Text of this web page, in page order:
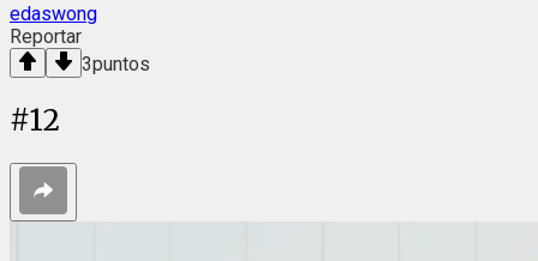
edaswong
Reportar
3puntos
#12